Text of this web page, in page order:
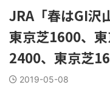
JRA「春はGI沢
東京芝1600、
2400、東京芝
2019-05-08